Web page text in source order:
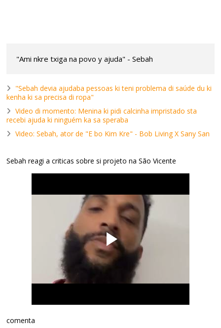
"Ami nkre txiga na povo y ajuda" - Sebah
"Sebah devia ajudaba pessoas ki teni problema di saúde du ki
kenha ki sa precisa di ropa"
Video di momento: Menina ki pidi calcinha impristado sta
recebi ajuda ki ninguém ka sa speraba
Video: Sebah, ator de "E bo Kim Kre" - Bob Living X Sany San
Sebah reagi a criticas sobre si projeto na São Vicente
comenta